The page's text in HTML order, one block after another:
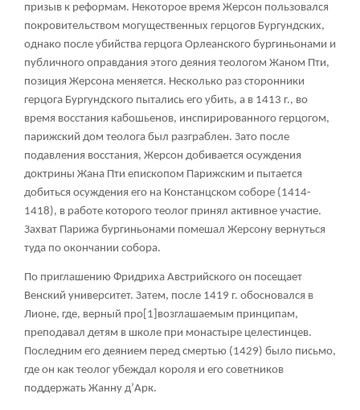
призыв к реформам. Некоторое время Жерсон пользовался
покровительством могущественных герцогов Бургундских,
однако после убийства герцога Орлеанского бургиньонами и
публичного оправдания этого деяния теологом Жаном Пти,
позиция Жерсона меняется. Несколько раз сторонники
герцога Бургундского пытались его убить, а в 1413 г., во
время восстания кабошьенов, инспирированного герцогом,
парижский дом теолога был разграблен. Зато после
подавления восстания, Жерсон добивается осуждения
доктрины Жана Пти епископом Парижским и пытается
добиться осуждения его на Констанцском соборе (1414-
1418), в работе которого теолог принял активное участие.
Захват Парижа бургиньонами помешал Жерсону вернуться
туда по окончании собора.
По приглашению Фридриха Австрийского он посещает
Венский университет. Затем, после 1419 г. обосновался в
Лионе, где, верный про [1] возглашаемым принципам,
преподавал детям в школе при монастыре целестинцев.
Последним его деянием перед смертью (1429) было письмо,
где он как теолог убеждал короля и его советников
поддержать Жанну д’Арк.